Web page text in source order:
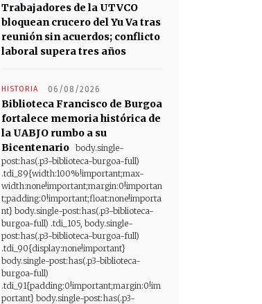
Trabajadores de la UTVCO
bloquean crucero del Yu Va tras
reunión sin acuerdos; conflicto
laboral supera tres años
HISTORIA 06/08/2026
Biblioteca Francisco de Burgoa
fortalece memoria histórica de
la UABJO rumbo a su
Bicentenario body.single-
post:has(.p3-biblioteca-burgoa-full)
.tdi_89{width:100%!important;max-
width:none!important;margin:0!importan
t;padding:0!important;float:none!importa
nt} body.single-post:has(.p3-biblioteca-
burgoa-full) .tdi_105, body.single-
post:has(.p3-biblioteca-burgoa-full)
.tdi_90{display:none!important}
body.single-post:has(.p3-biblioteca-
burgoa-full)
.tdi_91{padding:0!important;margin:0!im
portant} body.single-post:has(.p3-